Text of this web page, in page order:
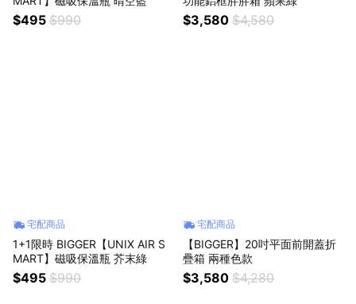
$495 $990 $3,580 $4,580
宅配商品
1+1限時 BIGGER【UNIX AIR S
MART】磁吸保溫瓶 芥末綠
$495 $990
宅配商品
【BIGGER】20吋平面前開蓋折
疊箱 兩種色款
$3,580 $4,280